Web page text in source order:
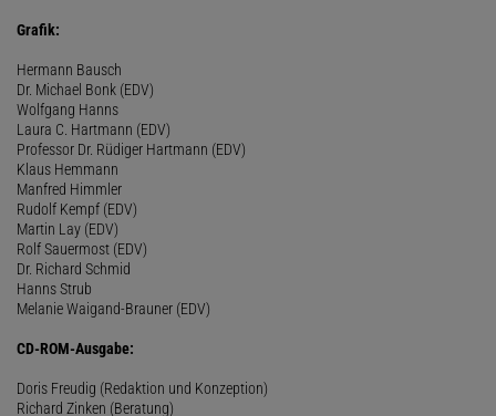
Grafik:
Hermann Bausch
Dr. Michael Bonk (EDV)
Wolfgang Hanns
Laura C. Hartmann (EDV)
Professor Dr. Rüdiger Hartmann (EDV)
Klaus Hemmann
Manfred Himmler
Rudolf Kempf (EDV)
Martin Lay (EDV)
Rolf Sauermost (EDV)
Dr. Richard Schmid
Hanns Strub
Melanie Waigand-Brauner (EDV)
CD-ROM-Ausgabe:
Doris Freudig (Redaktion und Konzeption)
Richard Zinken (Beratung)